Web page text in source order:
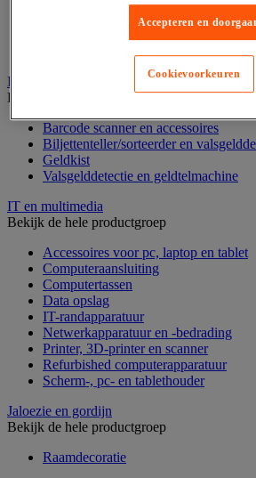
Inname en beheer van geld
Bekijk de hele productgroep
Barcode scanner en accessoires
Biljettenteller/sorteerder en
Geldkist
Valsgelddetectie en geldtelmachine
IT en multimedia
Bekijk de hele productgroep
Accessoires voor pc, laptop en tablet
Computeraansluiting
Computertassen
Data opslag
IT-randapparatuur
Netwerkapparatuur en -bedrading
Printer, 3D-printer en scanner
Refurbished computerapparatuur
Scherm-, pc- en tablethouder
Jaloezie en gordijn
Bekijk de hele productgroep
Raamdecoratie
Accepteren en
Cookievoorkeuren